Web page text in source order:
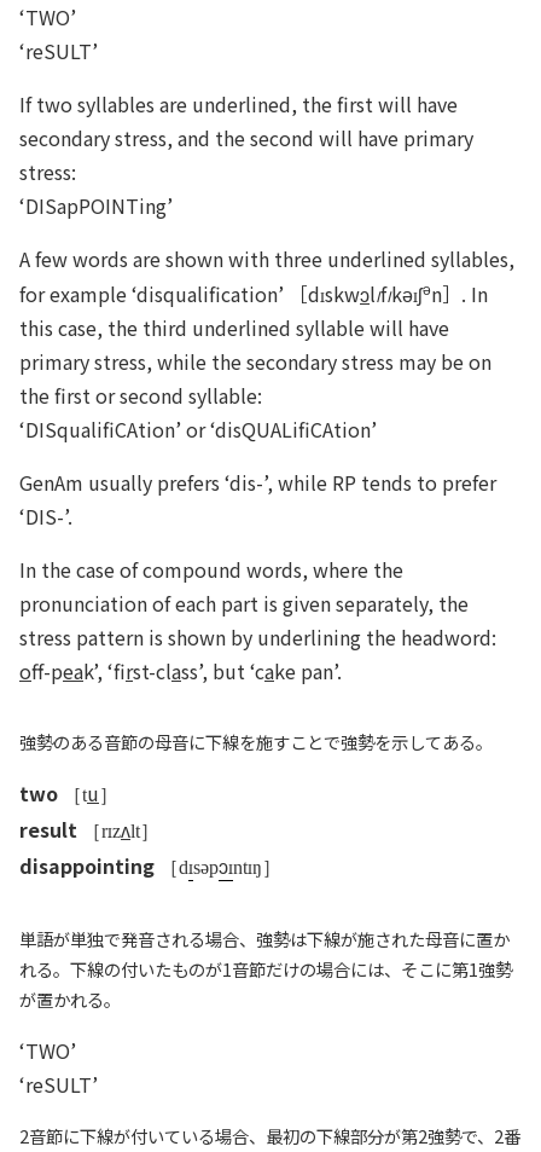
‘TWO’
‘reSULT’
If two syllables are underlined, the first will have
secondary stress, and the second will have primary
stress:
‘DISapPOINTing’
A few words are shown with three underlined syllables,
for example ‘disqualification’ ［d skwɔlIfIkə ʃən］. In
this case, the third underlined syllable will have
primary stress, while the secondary stress may be on
the first or second syllable:
‘DISqualifiCAtion’ or ‘disQUALifiCAtion’
GenAm usually prefers ‘dis-’, while RP tends to prefer
‘DIS-’.
In the case of compound words, where the
pronunciation of each part is given separately, the
stress pattern is shown by underlining the headword:
off-peak’, ‘first-class’, but ‘cake pan’.
強勢のある音節の母音に下線を施すことで強勢を示してある。
two ［tu］
result ［r zʌlt］
disappointing ［d səpɔ nt ŋ］
単語が単独で発音される場合、強勢は下線が施された母音に置か
れる。下線の付いたものが1音節だけの場合には、そこに第1強勢
が置かれる。
‘TWO’
‘reSULT’
2音節に下線が付いている場合、最初の下線部分が第2強勢で、2番